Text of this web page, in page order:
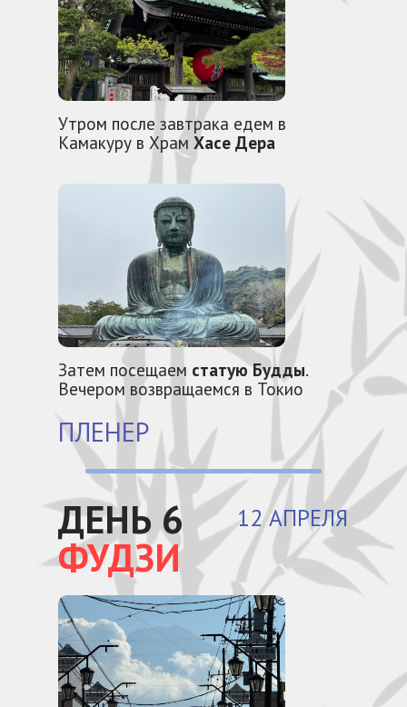
Затем посещаем статую Будды.
Вечером возвращаемся в Токио
Утром после завтрака едем в
Камакуру в Храм Хасе Дера
ДЕНЬ 6
ФУДЗИ
12 АПРЕЛЯ
ПЛЕНЕР